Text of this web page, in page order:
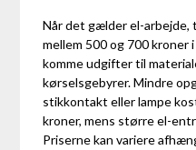
Når det gælder el-
mellem 500 og 700 kroner
komme udgifter til
kørselsgebyrer. Mindre
stikkontakt eller lampe
kroner, mens større el-
Priserne kan variere